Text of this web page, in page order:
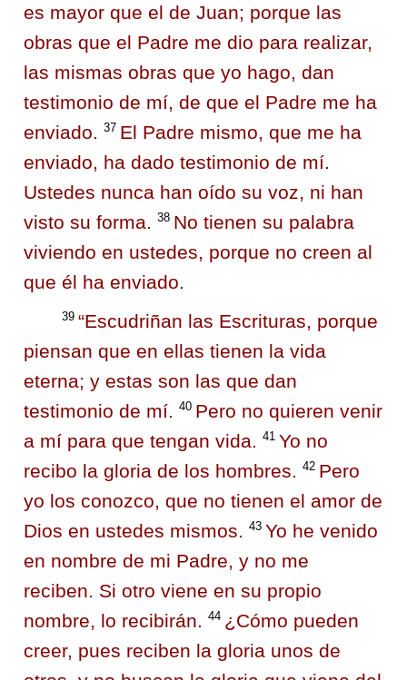
es mayor que el de Juan; porque las
obras que el Padre me dio para realizar,
las mismas obras que yo hago, dan
testimonio de mí, de que el Padre me ha
enviado. 37 El Padre mismo, que me ha
enviado, ha dado testimonio de mí.
Ustedes nunca han oído su voz, ni han
visto su forma. 38 No tienen su palabra
viviendo en ustedes, porque no creen al
que él ha enviado.
39 “Escudriñan las Escrituras, porque
piensan que en ellas tienen la vida
eterna; y estas son las que dan
testimonio de mí. 40 Pero no quieren venir
a mí para que tengan vida. 41 Yo no
recibo la gloria de los hombres. 42 Pero
yo los conozco, que no tienen el amor de
Dios en ustedes mismos. 43 Yo he venido
en nombre de mi Padre, y no me
reciben. Si otro viene en su propio
nombre, lo recibirán. 44 ¿Cómo pueden
creer, pues reciben la gloria unos de